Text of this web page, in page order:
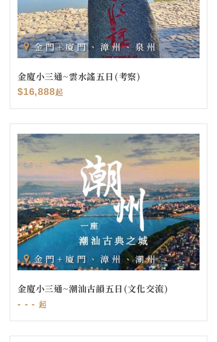
金門+廈門、漳州、泉州
金廈小三通~雲水謠五日(考察)
$16,888
金門+廈門、漳州、潮州
金廈小三通~潮汕古韻五日(文化交流)
- - -